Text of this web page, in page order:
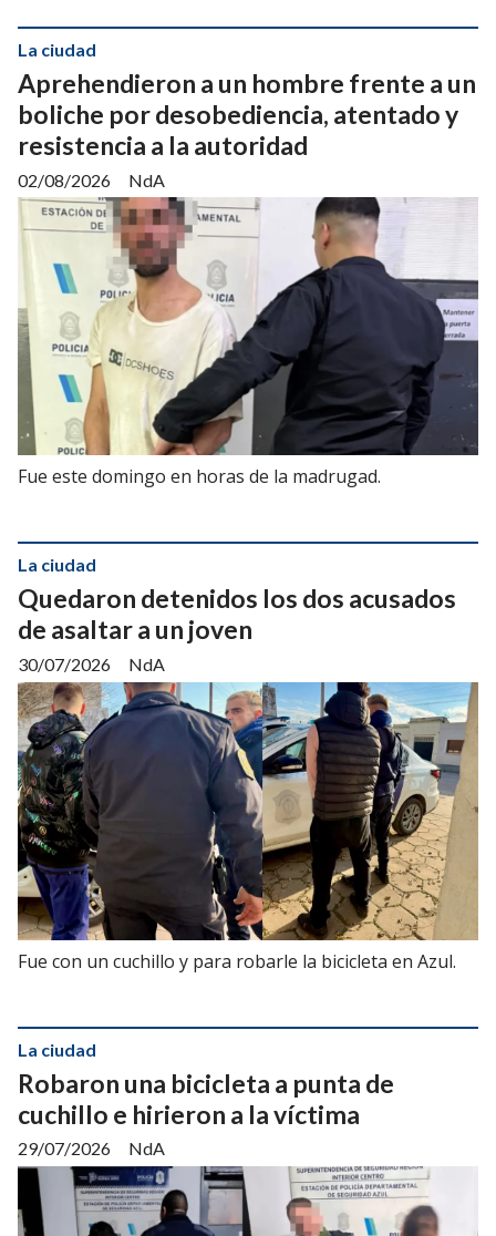
Aprehendieron a un hombre frente a un
boliche por desobediencia, atentado y
resistencia a la autoridad
NdA
La ciudad
02/08/2026
Fue este domingo en horas de la madrugad.
Quedaron detenidos los dos acusados
de asaltar a un joven
NdA
La ciudad
30/07/2026
Fue con un cuchillo y para robarle la bicicleta en Azul.
Robaron una bicicleta a punta de
cuchillo e hirieron a la víctima
NdA
La ciudad
29/07/2026